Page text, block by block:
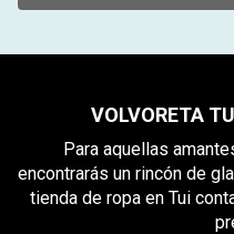
VOLVORETA
Para aquellas
encontrarás un rincón de
tienda de ropa en Tui